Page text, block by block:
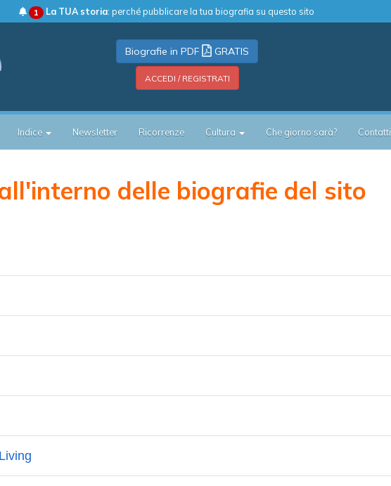
1 La TUA storia: perché pubblicare la tua biografia su questo sito
Biografie in PDF GRATIS
ACCEDI / REGISTRATI
Indice Newsletter Ricorrenze Cultura Che giorno sarà? Contatti
delle biografie del sito